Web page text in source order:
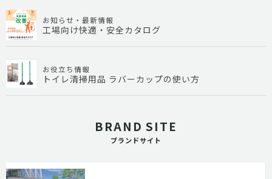
お知らせ・最新情報
工場向け快適・安全カタログ
お役立ち情報
トイレ清掃用品 ラバーカップの使い方
BRAND SITE
ブランドサイト